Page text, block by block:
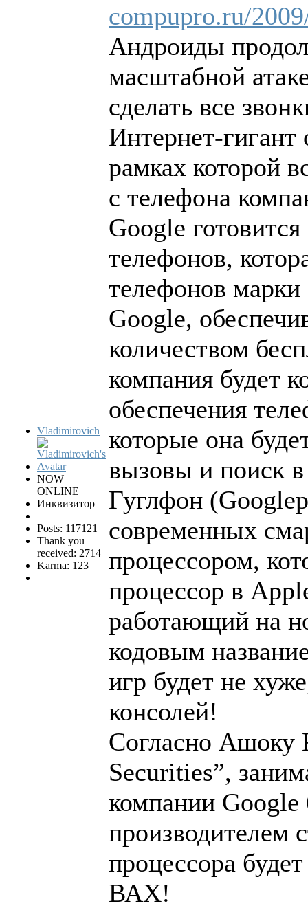
Vladimirovich
NOW
ONLINE
Инквизитор
Posts: 117121
Thank you
received: 2714
Karma: 123
compupro.ru/
Андроиды
масштабной
сделать все
Интернет-гигант
рамках которой
с телефона
Google
телефонов,
телефонов
Google,
количеством
компания будет
обеспечения
которые она
вызовы и поиск
Гуглфон
современных
процессором,
процессор в
работающий на
кодовым
игр будет не
консолей!
Согласно Ашоку
Securities”,
компании Google
производителем
процессора
ВАХ!